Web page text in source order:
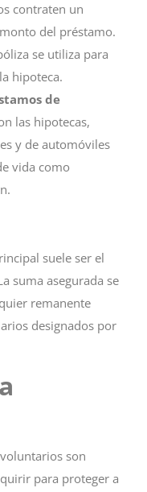
contraten un
del préstamo.
se utiliza para
hipoteca.
de
las hipotecas,
y de automóviles
vida como
suele ser el
suma asegurada se
remanente
designados por
son
para proteger a